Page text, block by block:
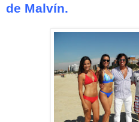
de Malvín.